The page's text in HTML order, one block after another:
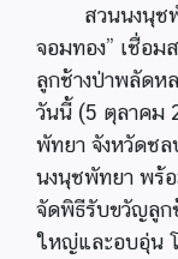
สวนนงนุช
จอมทอง” เชื่อม
ลูกช้างป่าพลัดห
วันนี้ (5 ตุลาคม
พัทยา จังหวัดช
นงนุชพัทยา พร้
จัดพิธีรับขวัญลูก
ใหญ่และอบอุ่น